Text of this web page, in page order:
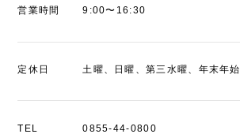
営業時間 9:00〜16:30
定休日 土曜、日曜、第三水曜、年末年始
TEL 0855-44-0800